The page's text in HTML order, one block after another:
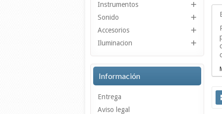
Instrumentos
Sonido
Accesorios
Iluminacion
Información
Entrega
Aviso legal